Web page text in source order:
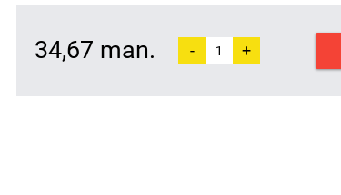
34,67 man. - +